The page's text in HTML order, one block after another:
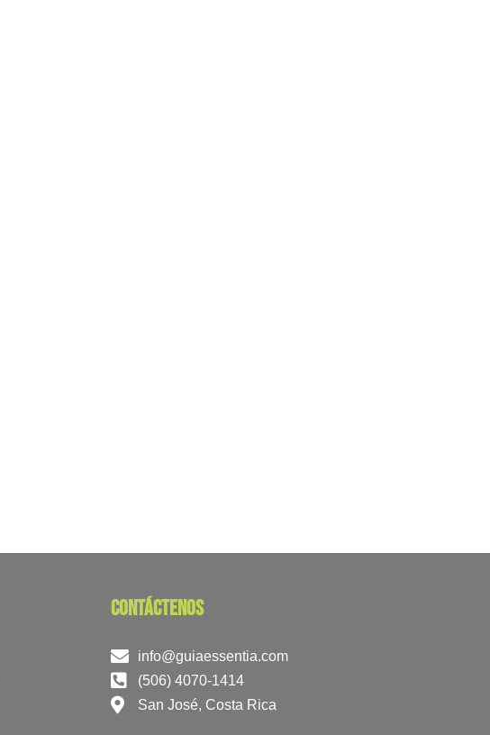
contáctenos
info@guiaessentia.com
(506) 4070-1414
San José, Costa Rica